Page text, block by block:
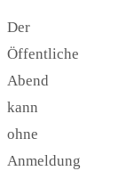
Der
Öffentliche
Abend
kann
ohne
Anmeldung